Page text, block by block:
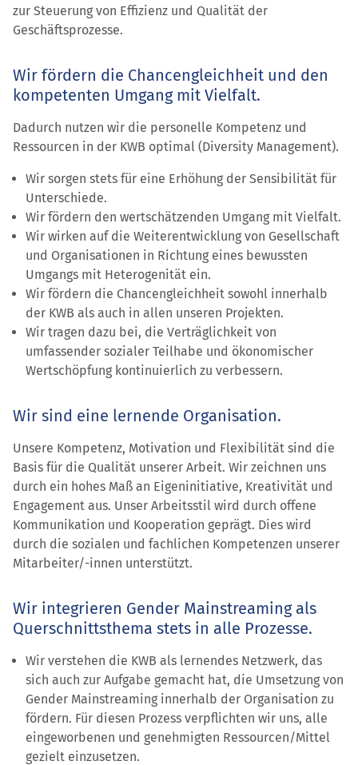
zur Steuerung von Effizienz und Qualität der
Geschäftsprozesse.
Wir fördern die Chancengleichheit und den
kompetenten Umgang mit Vielfalt.
Dadurch nutzen wir die personelle Kompetenz und
Ressourcen in der KWB optimal (Diversity Management).
Wir sorgen stets für eine Erhöhung der Sensibilität für
Unterschiede.
Wir fördern den wertschätzenden Umgang mit Vielfalt.
Wir wirken auf die Weiterentwicklung von Gesellschaft
und Organisationen in Richtung eines bewussten
Umgangs mit Heterogenität ein.
Wir fördern die Chancengleichheit sowohl innerhalb
der KWB als auch in allen unseren Projekten.
Wir tragen dazu bei, die Verträglichkeit von
umfassender sozialer Teilhabe und ökonomischer
Wertschöpfung kontinuierlich zu verbessern.
Wir sind eine lernende Organisation.
Unsere Kompetenz, Motivation und Flexibilität sind die
Basis für die Qualität unserer Arbeit. Wir zeichnen uns
durch ein hohes Maß an Eigeninitiative, Kreativität und
Engagement aus. Unser Arbeitsstil wird durch offene
Kommunikation und Kooperation geprägt. Dies wird
durch die sozialen und fachlichen Kompetenzen unserer
Mitarbeiter/-innen unterstützt.
Wir integrieren Gender Main­streaming als
Querschnitts­thema stets in alle Prozesse.
Wir verstehen die KWB als lernendes Netzwerk, das
sich auch zur Aufgabe gemacht hat, die Umsetzung von
Gender Mainstreaming innerhalb der Organisation zu
fördern. Für diesen Prozess verpflichten wir uns, alle
eingeworbenen und genehmigten Ressourcen/Mittel
gezielt einzusetzen.